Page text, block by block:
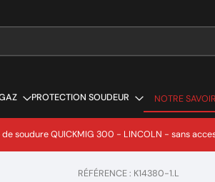
PROTECTION SOUDEUR
NOTRE
NOTRE
de soudure QUICKMIG 300 - LINCOLN - sans
RÉFÉRENCE : K14380-1.L